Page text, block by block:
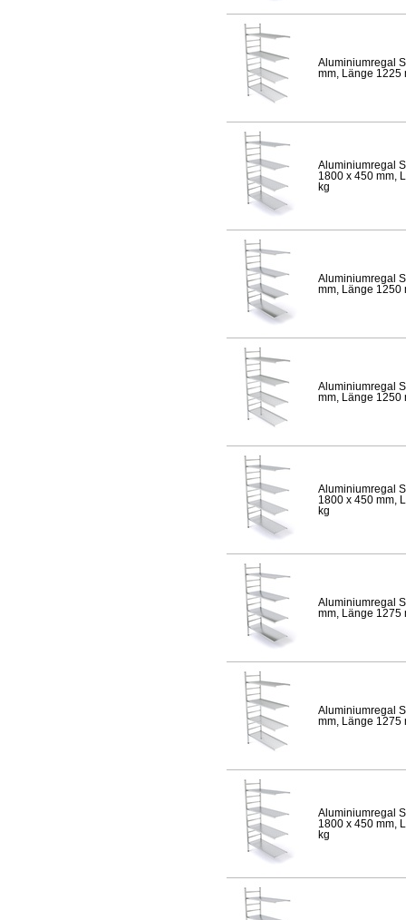
Aluminiumregal
mm, Länge 1225
Aluminiumregal
1800 x 450 mm,
kg
Aluminiumregal
mm, Länge 1250
Aluminiumregal
mm, Länge 1250
Aluminiumregal
1800 x 450 mm,
kg
Aluminiumregal
mm, Länge 1275
Aluminiumregal
mm, Länge 1275
Aluminiumregal
1800 x 450 mm,
kg